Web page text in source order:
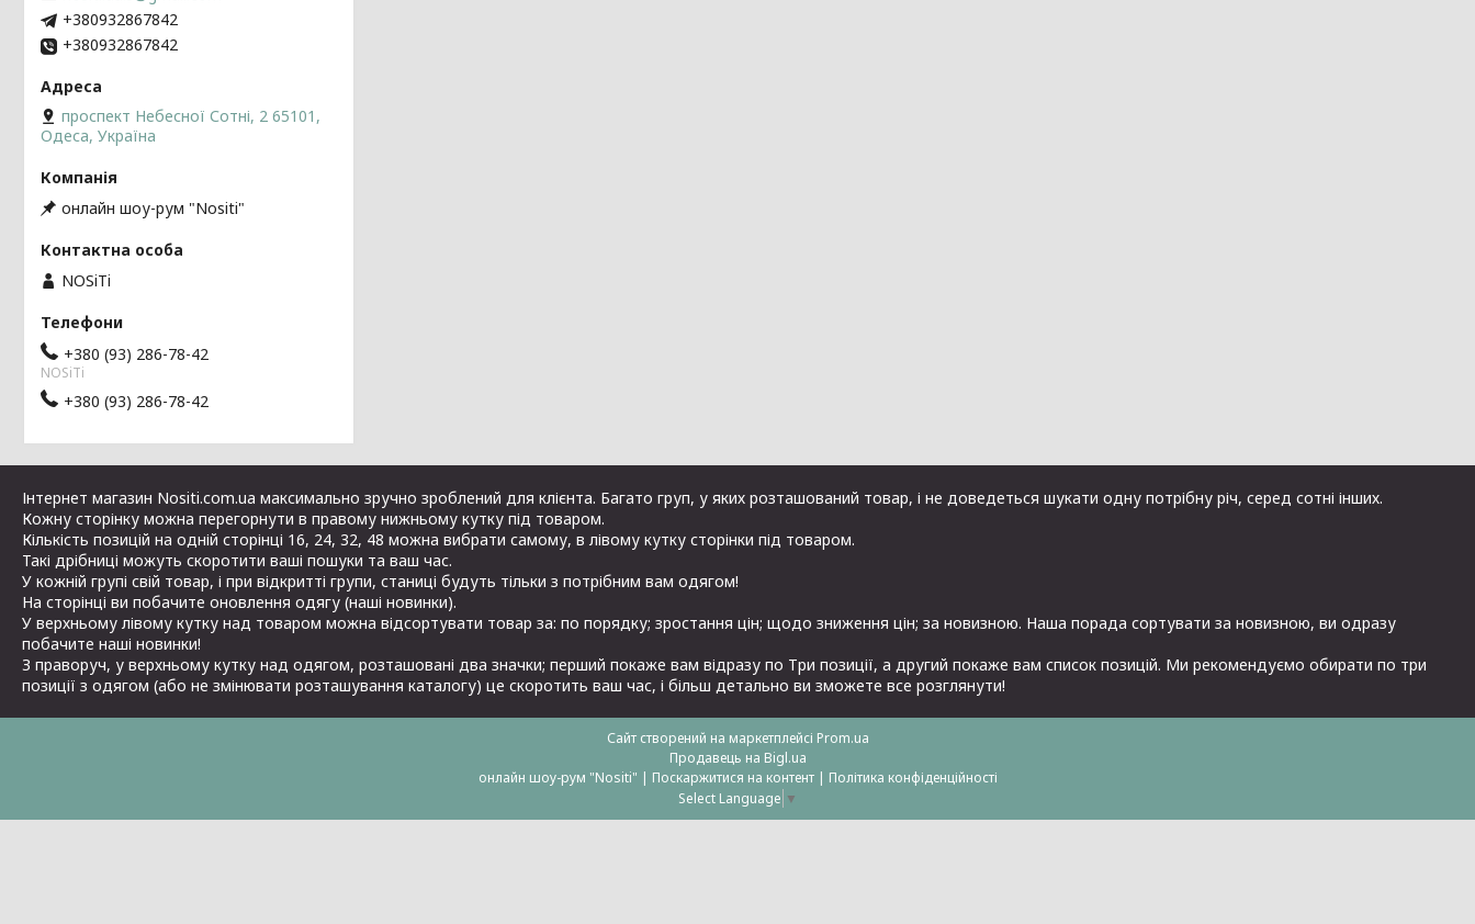
+380932867842
+380932867842
проспект Небесної Сотні, 2 65101,
Одеса, Україна
онлайн шоу-рум "Nositi"
NOSiTi
+380 (93) 286-78-42
NOSiTi
+380 (93) 286-78-42
Інтернет магазин Nositi.com.ua максимально зручно зроблений для клієнта. Багато груп, у яких розташований товар, і не доведеться шукати одну потрібну річ, серед сотні інших.
Кожну сторінку можна перегорнути в правому нижньому кутку під товаром.
Кількість позицій на одній сторінці 16, 24, 32, 48 можна вибрати самому, в лівому кутку сторінки під товаром.
Такі дрібниці можуть скоротити ваші пошуки та ваш час.
У кожній групі свій товар, і при відкритті групи, станиці будуть тільки з потрібним вам одягом!
На сторінці ви побачите оновлення одягу (наші новинки).
У верхньому лівому кутку над товаром можна відсортувати товар за: по порядку; зростання цін; щодо зниження цін; за новизною. Наша порада сортувати за новизною, ви одразу
побачите наші новинки!
З праворуч, у верхньому кутку над одягом, розташовані два значки; перший покаже вам відразу по Три позиції, а другий покаже вам список позицій. Ми рекомендуємо обирати по три
позиції з одягом (або не змінювати розташування каталогу) це скоротить ваш час, і більш детально ви зможете все розглянути!
Сайт створений на маркетплейсі Prom.ua
Продавець на Bigl.ua
онлайн шоу-рум "Nositi" | Поскаржитися на контент | Політика конфіденційності
Select Language ▼